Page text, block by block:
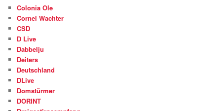
Colonia Ole
Cornel Wachter
CSD
D Live
Dabbelju
Deiters
Deutschland
DLive
Domstürmer
DORINT